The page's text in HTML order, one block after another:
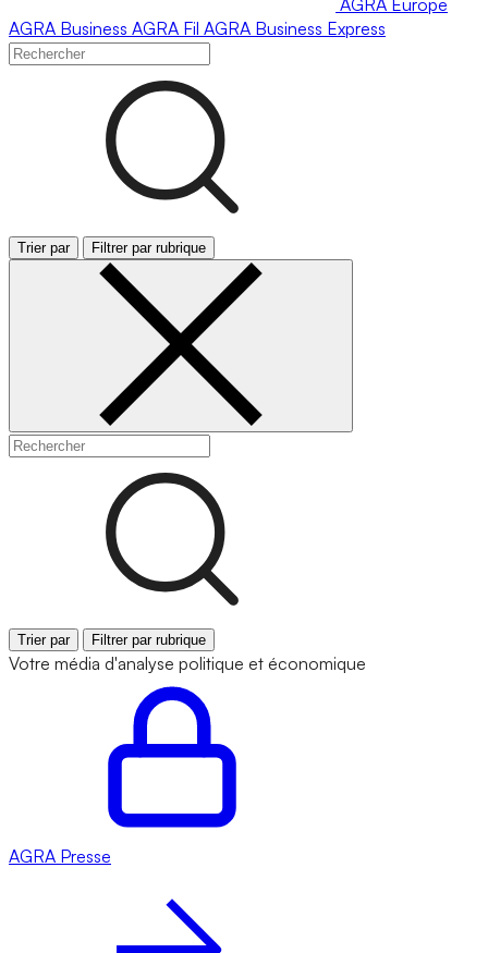
AGRA Europe
AGRA Business AGRA Fil AGRA Business Express
Trier par Filtrer par rubrique
Trier par Filtrer par rubrique
Votre média d'analyse politique et économique
AGRA Presse